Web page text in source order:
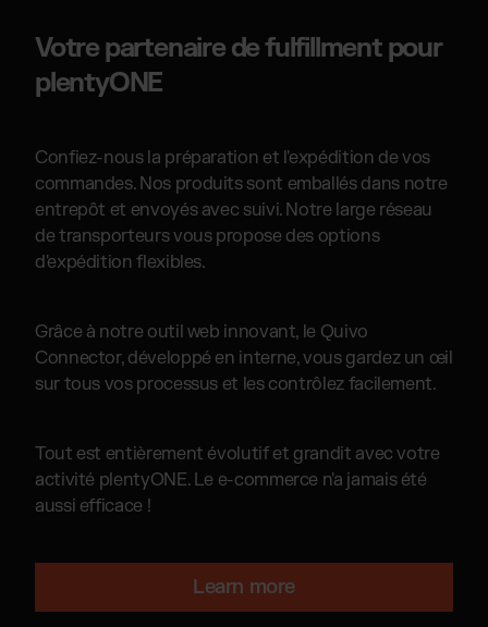
Votre partenaire de fulfillment pour
plentyONE
Confiez-nous la préparation et l'expédition de vos
commandes. Nos produits sont emballés dans notre
entrepôt et envoyés avec suivi. Notre large réseau
de transporteurs vous propose des options
d'expédition flexibles.
Grâce à notre outil web innovant, le Quivo
Connector, développé en interne, vous gardez un œil
sur tous vos processus et les contrôlez facilement.
Tout est entièrement évolutif et grandit avec votre
activité plentyONE. Le e-commerce n'a jamais été
aussi efficace !
Learn more